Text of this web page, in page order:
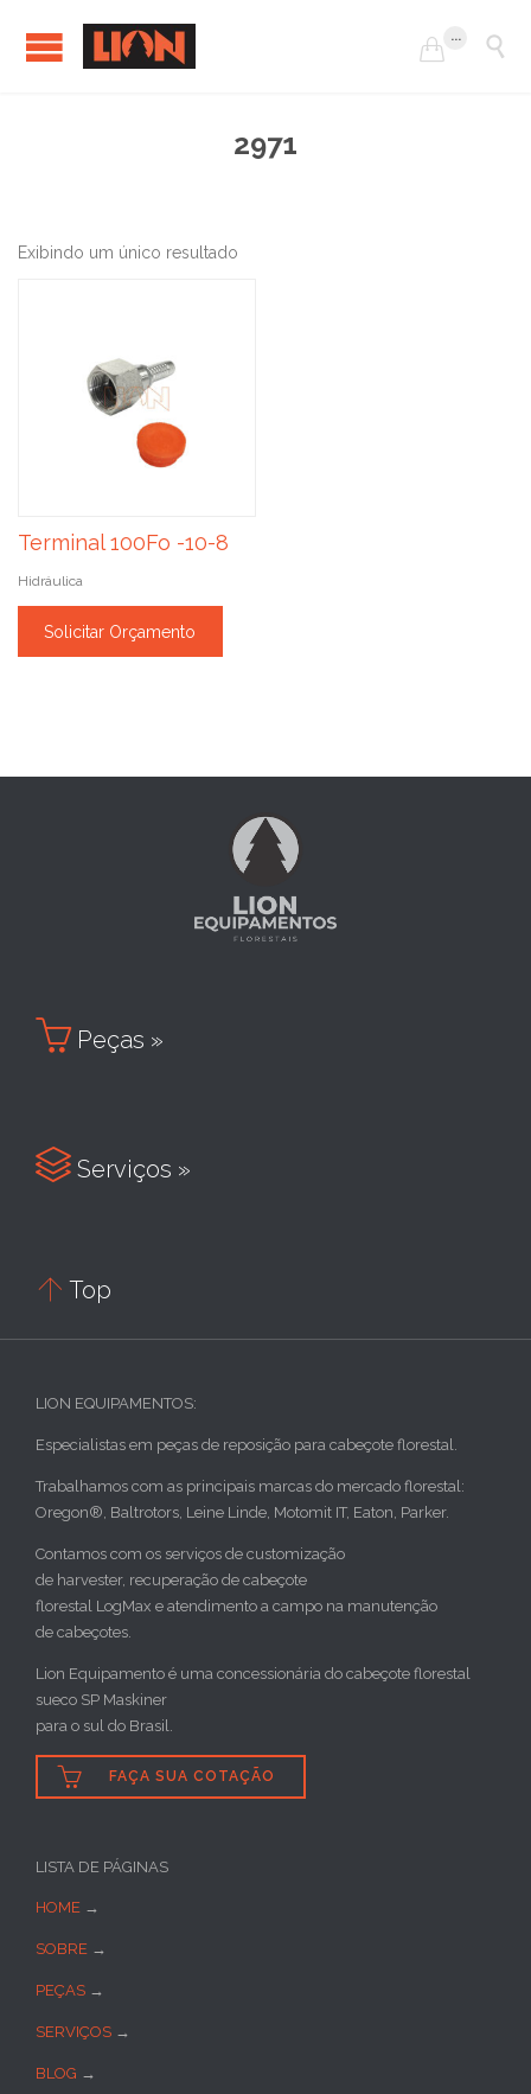

... 
2971
Exibindo um único resultado
Terminal 100Fo -10-8
Hidráulica
Solicitar Orçamento
 Peças »
 Serviços »
 Top
LION EQUIPAMENTOS:
Especialistas em peças de reposição para cabeçote florestal.
Trabalhamos com as principais marcas do mercado florestal:
Oregon®, Baltrotors, Leine Linde, Motomit IT, Eaton, Parker.
Contamos com os serviços de customização
de harvester, recuperação de cabeçote
florestal LogMax e atendimento a campo na manutenção
de cabeçotes.
Lion Equipamento é uma concessionária do cabeçote florestal
sueco SP Maskiner
para o sul do Brasil.
 FAÇA SUA COTAÇÃO
LISTA DE PÁGINAS
HOME →
SOBRE →
PEÇAS →
SERVIÇOS →
BLOG →